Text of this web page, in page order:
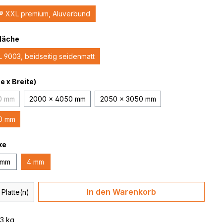
XXL premium, Aluverbund
9003, beidseitig seidenmatt
x Breite)
mm
Option ist zurzeit nicht verfügbar.)
2000 x 4050 mm 2050 x 3050 mm
mm
4 mm
Anzahl: Gib den gewünschten Wert
Platte(n) In den Warenkorb
kg